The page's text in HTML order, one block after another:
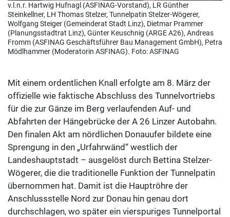
v.l.n.r. Hartwig Hufnagl (ASFINAG-Vorstand), LR Günther
Steinkellner, LH Thomas Stelzer, Tunnelpatin Stelzer-Wögerer,
Wolfgang Steiger (Gemeinderat Stadt Linz), Dietmar Prammer
(Planungsstadtrat Linz), Günter Keuschnig (ARGE A26), Andreas
Fromm (ASFINAG Geschäftsführer Bau Management GmbH), Petra
Mödlhammer (Moderatorin ASFINAG). Foto: ASFINAG
Mit einem ordentlichen Knall erfolgte am 8. März der
offizielle wie faktische Abschluss des Tunnelvortriebs
für die zur Gänze im Berg verlaufenden Auf- und
Abfahrten der Hängebrücke der A 26 Linzer Autobahn.
Den finalen Akt am nördlichen Donauufer bildete eine
Sprengung in den „Urfahrwänd“ westlich der
Landeshauptstadt – ausgelöst durch Bettina Stelzer-
Wögerer, die die traditionelle Funktion der Tunnelpatin
übernommen hat. Damit ist die Hauptröhre der
Anschlussstelle Nord zur Donau hin genau dort
durchschlagen, wo später ein vierspuriges Tunnelportal